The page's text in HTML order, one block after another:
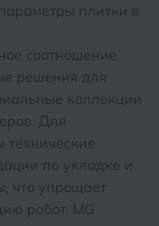
плитки в
соотношение
решения для
коллекции
Для
технические
по укладке и
что упрощает
работ. MG